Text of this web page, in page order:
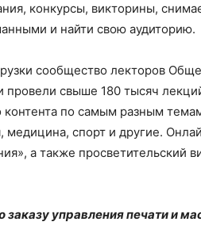
конкурсы, викторины,
и найти свою аудиторию.
сообщество лекторов
провели свыше 180 тысяч
контента по самым разным
медицина, спорт и другие.
а также просветительский
заказу управления печати и